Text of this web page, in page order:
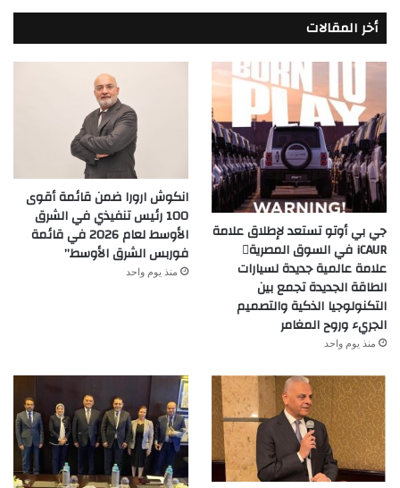
أخر المقالات
جي بي أوتو تستعد لإطلاق علامة
iCAUR في السوق المصرية
علامة عالمية جديدة لسيارات
الطاقة الجديدة تجمع بين
التكنولوجيا الذكية والتصميم
الجريء وروح المغامر
منذ يوم واحد
انكوش ارورا ضمن قائمة أقوى
100 رئيس تنفيذي في الشرق
الأوسط لعام 2026 في قائمة
فوربس الشرق الأوسط”
منذ يوم واحد